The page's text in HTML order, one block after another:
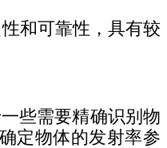
和可靠性，具有较
些需要精确识别物
定物体的发射率参